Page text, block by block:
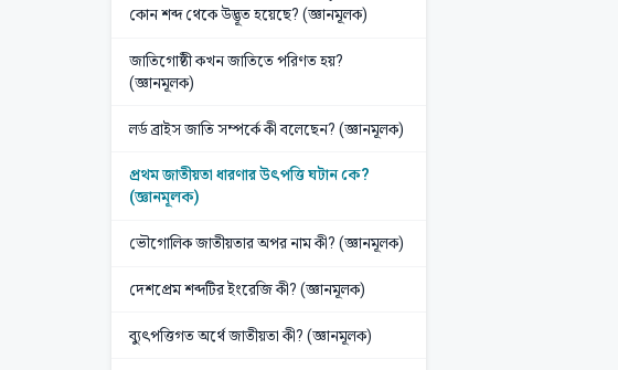
কোন শব্দ থেকে উদ্ভূত হয়েছে? (জ্ঞানমূলক)
জাতিগোষ্ঠী কখন জাতিতে পরিণত হয়?
(জ্ঞানমূলক)
লর্ড ব্রাইস জাতি সম্পর্কে কী বলেছেন? (জ্ঞানমূলক)
প্রথম জাতীয়তা ধারণার উৎপত্তি ঘটান কে?
(জ্ঞানমূলক)
ভৌগোলিক জাতীয়তার অপর নাম কী? (জ্ঞানমূলক)
দেশপ্রেম শব্দটির ইংরেজি কী? (জ্ঞানমূলক)
ব্যুৎপত্তিগত অর্থে জাতীয়তা কী? (জ্ঞানমূলক)